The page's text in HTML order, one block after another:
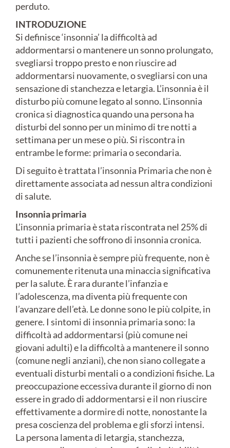
perduto.
INTRODUZIONE
Si definisce ‘insonnia’ la difficoltà ad
addormentarsi o mantenere un sonno prolungato,
svegliarsi troppo presto e non riuscire ad
addormentarsi nuovamente, o svegliarsi con una
sensazione di stanchezza e letargia. L’insonnia è il
disturbo più comune legato al sonno. L’insonnia
cronica si diagnostica quando una persona ha
disturbi del sonno per un minimo di tre notti a
settimana per un mese o più. Si riscontra in
entrambe le forme: primaria o secondaria.
Di seguito è trattata l’insonnia Primaria che non è
direttamente associata ad nessun altra condizioni
di salute.
Insonnia primaria
L’insonnia primaria è stata riscontrata nel 25% di
tutti i pazienti che soffrono di insonnia cronica.
Anche se l’insonnia è sempre più frequente, non è
comunemente ritenuta una minaccia significativa
per la salute. È rara durante l’infanzia e
l’adolescenza, ma diventa più frequente con
l’avanzare dell’età. Le donne sono le più colpite, in
genere. I sintomi di insonnia primaria sono: la
difficoltà ad addormentarsi (più comune nei
giovani adulti) e la difficoltà a mantenere il sonno
(comune negli anziani), che non siano collegate a
eventuali disturbi mentali o a condizioni fisiche. La
preoccupazione eccessiva durante il giorno di non
essere in grado di addormentarsi e il non riuscire
effettivamente a dormire di notte, nonostante la
presa coscienza del problema e gli sforzi intensi.
La persona lamenta di letargia, stanchezza,